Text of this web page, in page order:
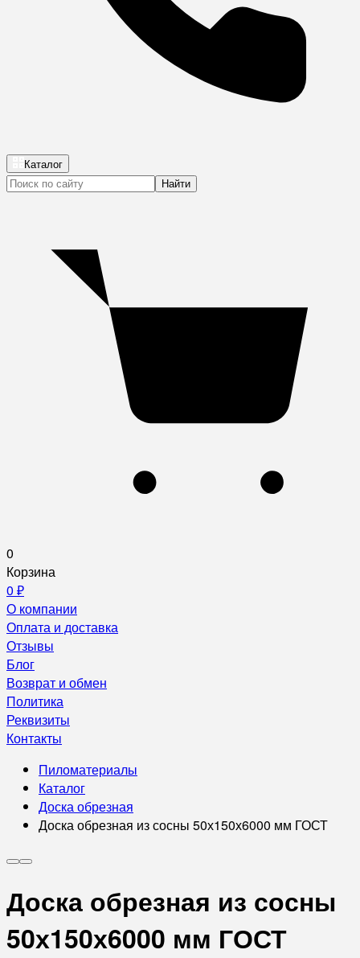
Каталог
Найти
0
Корзина
0 ₽
О компании
Оплата и доставка
Отзывы
Блог
Возврат и обмен
Политика
Реквизиты
Контакты
Пиломатериалы
Каталог
Доска обрезная
Доска обрезная из сосны 50х150х6000 мм ГОСТ
Доска обрезная из сосны
50х150х6000 мм ГОСТ